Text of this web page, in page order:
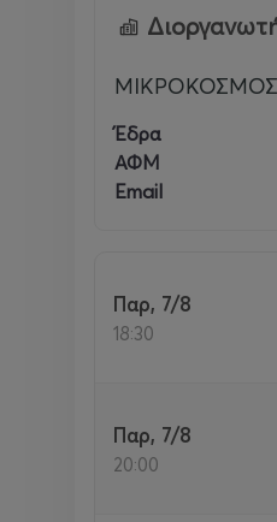
Έδρα
ΑΦΜ
Email
Παρ, 7/8
18:30
Παρ, 7/8
20:00